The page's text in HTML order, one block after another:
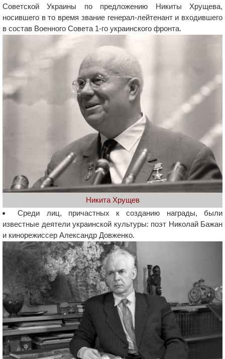
Советской Украины по предложению Никиты Хрущева,
носившего в то время звание генерал-лейтенант и входившего
в состав Военного Совета 1-го украинского фронта.
Никита Хрущев
Среди лиц, причастных к созданию награды, были
известные деятели украинской культуры: поэт Николай Бажан
и кинорежиссер Александр Довженко.